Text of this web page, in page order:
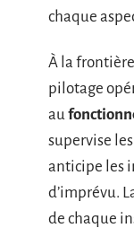
chaque
À la
pilotage
au
supervise
anticipe les
d’imprévu.
de chaque